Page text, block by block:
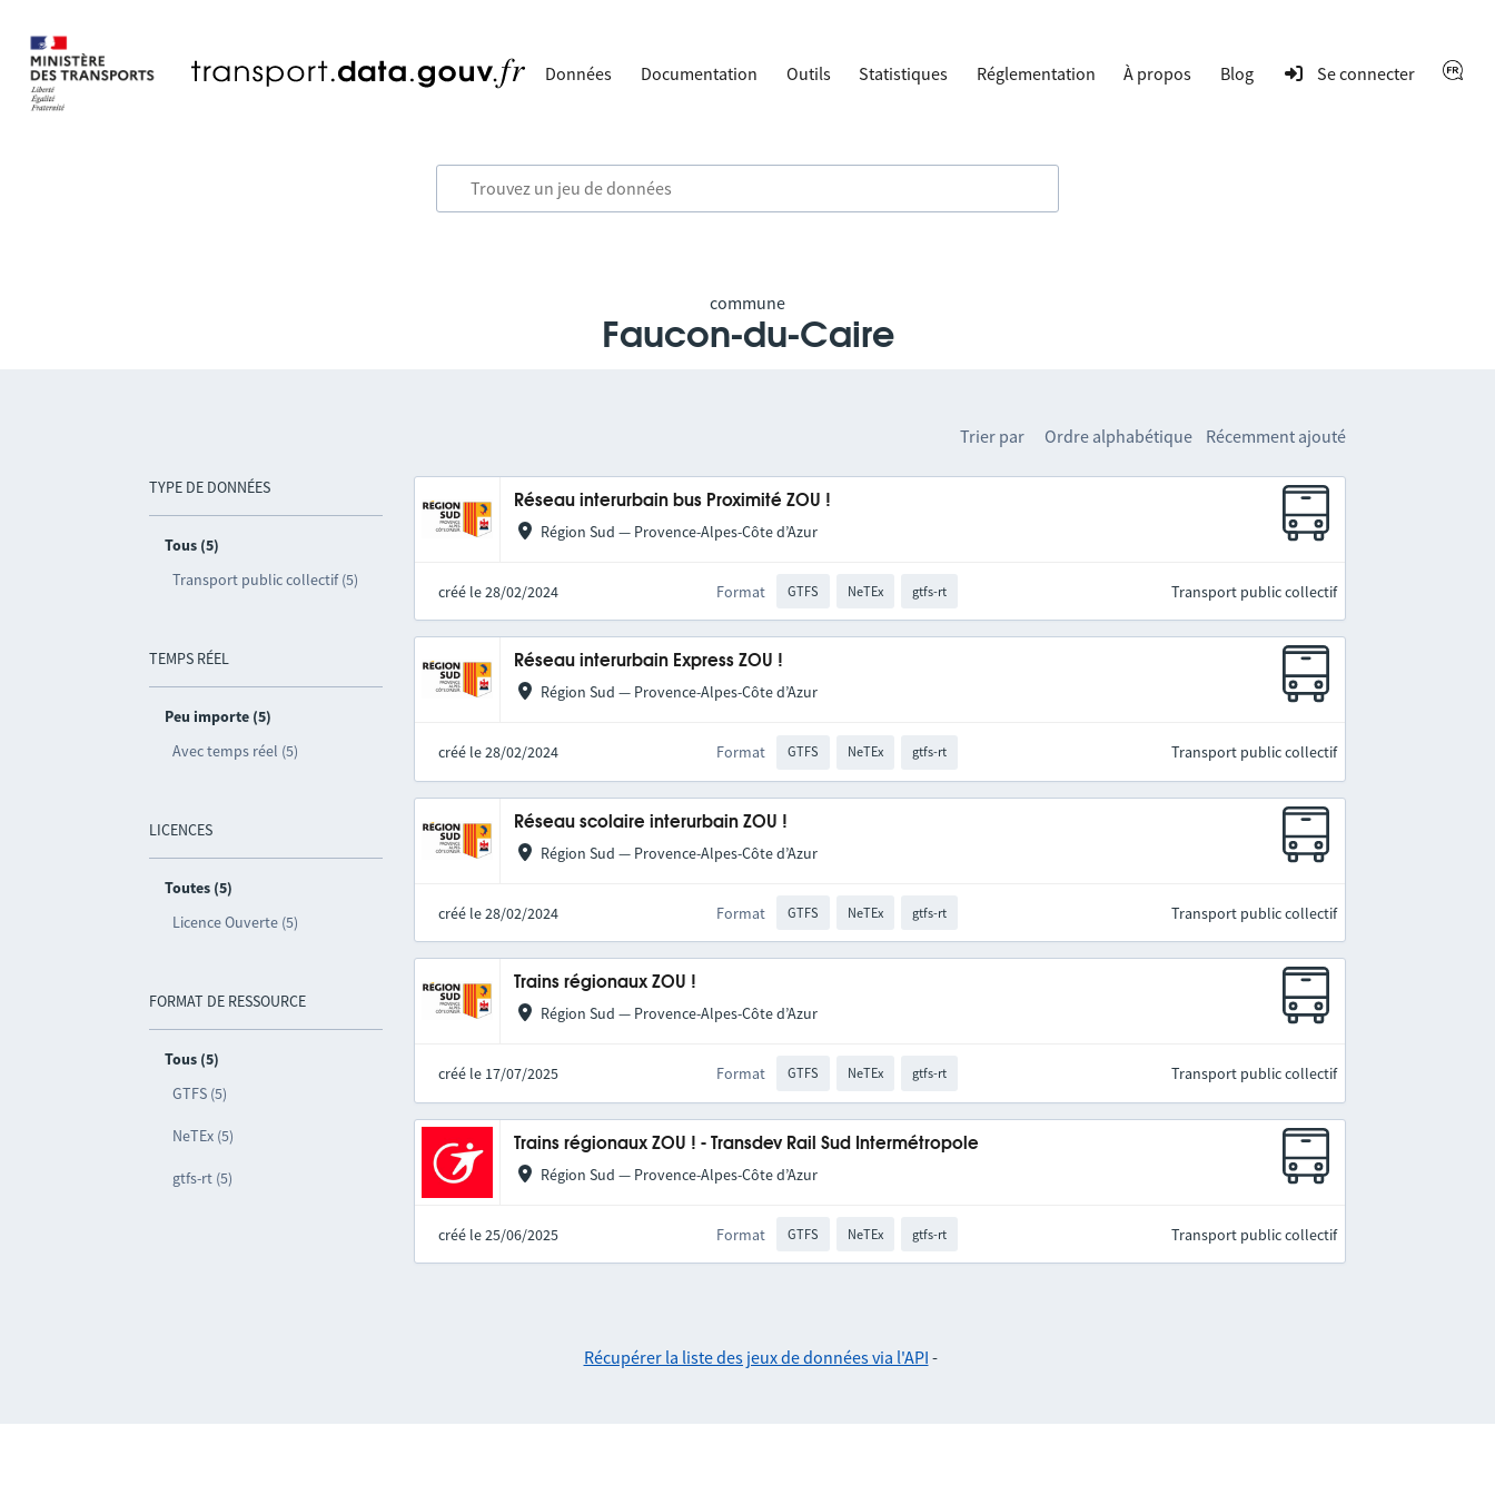
Données Documentation Outils Statistiques Réglementation À propos Blog Se connecter
commune
Faucon-du-Caire
TYPE DE DONNÉES
Tous (5)
Transport public collectif (5)
TEMPS RÉEL
Peu importe (5)
Avec temps réel (5)
LICENCES
Toutes (5)
Licence Ouverte (5)
FORMAT DE RESSOURCE
Tous (5)
GTFS (5)
NeTEx (5)
gtfs-rt (5)
Trier par Ordre alphabétique Récemment ajouté
Réseau interurbain bus Proximité ZOU !
Région Sud — Provence-Alpes-Côte d’Azur
créé le 28/02/2024 Format GTFS NeTEx gtfs-rt Transport public collectif
Réseau interurbain Express ZOU !
Région Sud — Provence-Alpes-Côte d’Azur
créé le 28/02/2024 Format GTFS NeTEx gtfs-rt Transport public collectif
Réseau scolaire interurbain ZOU !
Région Sud — Provence-Alpes-Côte d’Azur
créé le 28/02/2024 Format GTFS NeTEx gtfs-rt Transport public collectif
Trains régionaux ZOU !
Région Sud — Provence-Alpes-Côte d’Azur
créé le 17/07/2025 Format GTFS NeTEx gtfs-rt Transport public collectif
Trains régionaux ZOU ! - Transdev Rail Sud Intermétropole
Région Sud — Provence-Alpes-Côte d’Azur
créé le 25/06/2025 Format GTFS NeTEx gtfs-rt Transport public collectif
Récupérer la liste des jeux de données via l'API -